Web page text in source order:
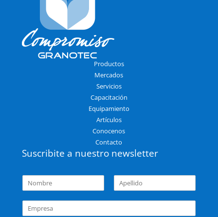
Productos
Mercados
Servicios
Capacitación
Equipamiento
Artículos
Conocenos
Contacto
Suscribite a nuestro newsletter
o
m
o
p
m